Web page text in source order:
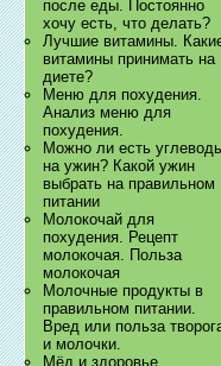
после еды. Постоянно
хочу есть, что делать?
Лучшие витамины.
витамины принимать на
диете?
Меню для похудения.
Анализ меню для
похудения.
Можно ли есть
на ужин? Какой ужин
выбрать на правильном
питании
Молокочай для
похудения. Рецепт
молокочая. Польза
молокочая
Молочные продукты в
правильном питании.
Вред или польза
и молочки.
Мёд и здоровье